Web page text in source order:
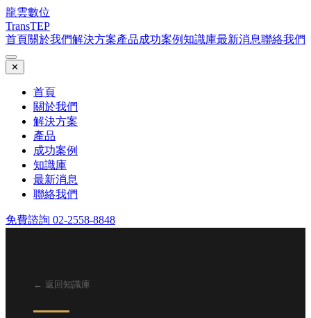
龍雲數位
TransTEP
首頁關於我們解決方案產品成功案例知識庫最新消息聯絡我們
✕
首頁
關於我們
解決方案
產品
成功案例
知識庫
最新消息
聯絡我們
免費諮詢 02-2558-8848
← 返回知識庫